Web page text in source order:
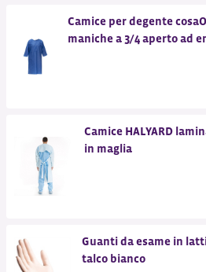
Camice per degente
maniche a 3/4 aperto ad
Camice HALYARD
in maglia
Guanti da esame in
talco bianco